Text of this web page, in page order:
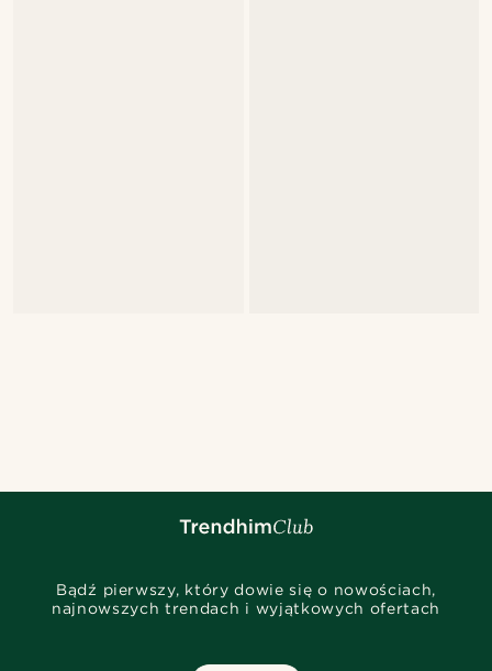
Bądź pierwszy, który dowie się o nowościach,
najnowszych trendach i wyjątkowych ofertach